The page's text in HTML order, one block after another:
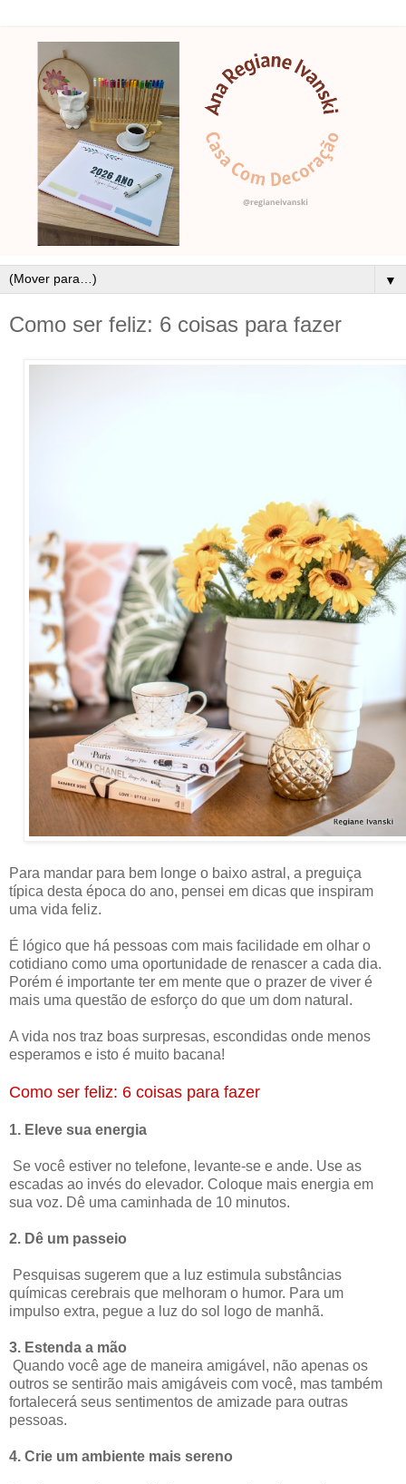
▼
Como ser feliz: 6 coisas para fazer
Para mandar para bem longe o baixo astral, a preguiça
típica desta época do ano, pensei em dicas que inspiram
uma vida feliz.
É lógico que há pessoas com mais facilidade em olhar o
cotidiano como uma oportunidade de renascer a cada dia.
Porém é importante ter em mente que o prazer de viver é
mais uma questão de esforço do que um dom natural.
A vida nos traz boas surpresas, escondidas onde menos
esperamos e isto é muito bacana!
Como ser feliz: 6 coisas para fazer
1. Eleve sua energia
Se você estiver no telefone, levante-se e ande. Use as
escadas ao invés do elevador. Coloque mais energia em
sua voz. Dê uma caminhada de 10 minutos.
2. Dê um passeio
Pesquisas sugerem que a luz estimula substâncias
químicas cerebrais que melhoram o humor. Para um
impulso extra, pegue a luz do sol logo de manhã.
3. Estenda a mão
Quando você age de maneira amigável, não apenas os
outros se sentirão mais amigáveis ​​com você, mas também
fortalecerá seus sentimentos de amizade para outras
pessoas.
4. Crie um ambiente mais sereno